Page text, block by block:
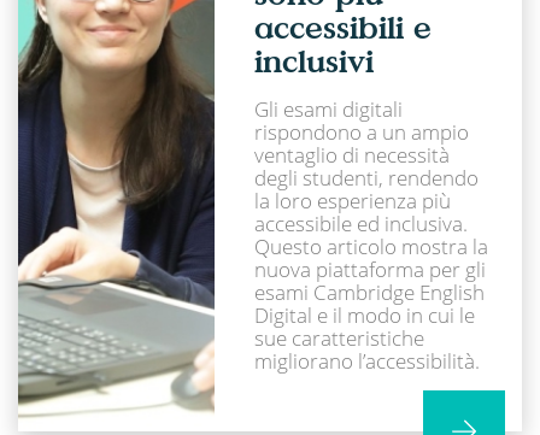
accessibili e
inclusivi
Gli esami digitali
rispondono a un ampio
ventaglio di necessità
degli studenti, rendendo
la loro esperienza più
accessibile ed inclusiva.
Questo articolo mostra la
nuova piattaforma per gli
esami Cambridge English
Digital e il modo in cui le
sue caratteristiche
migliorano l’accessibilità.